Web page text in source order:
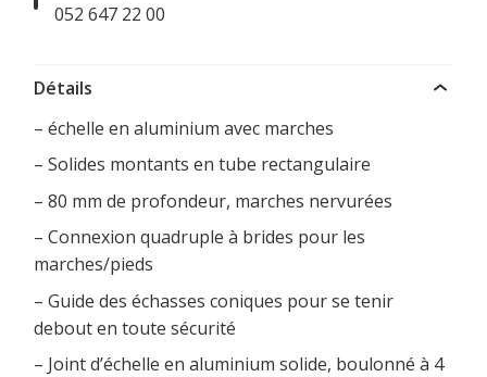
052 647 22 00
Détails
– échelle en aluminium avec marches
– Solides montants en tube rectangulaire
– 80 mm de profondeur, marches nervurées
– Connexion quadruple à brides pour les
marches/pieds
– Guide des échasses coniques pour se tenir
debout en toute sécurité
– Joint d’échelle en aluminium solide, boulonné à 4